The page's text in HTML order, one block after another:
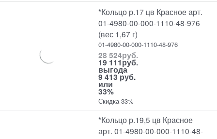
*Кольцо р.17 цв Красное арт.
01-4980-00-000-1110-48-976
(вес 1,67 г)
01-4980-00-000-1110-48-976
28 524руб.
19 111руб.
выгода
9 413 руб.
или
33%
Скидка 33%
*Кольцо р.19,5 цв Красное
арт. 01-4980-00-000-1110-48-